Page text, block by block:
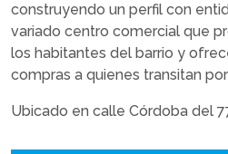
construyendo un perfil con
variado centro comercial que
los habitantes del barrio y
compras a quienes transitan
Ubicado en calle Córdoba del